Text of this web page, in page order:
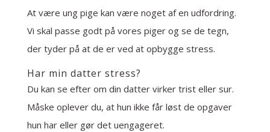
At være ung pige kan være noget af en udfordring.
Vi skal passe godt på vores piger og se de tegn,
der tyder på at de er ved at opbygge stress.
Har min datter stress?
Du kan se efter om din datter virker trist eller sur.
Måske oplever du, at hun ikke får løst de opgaver
hun har eller gør det uengageret.